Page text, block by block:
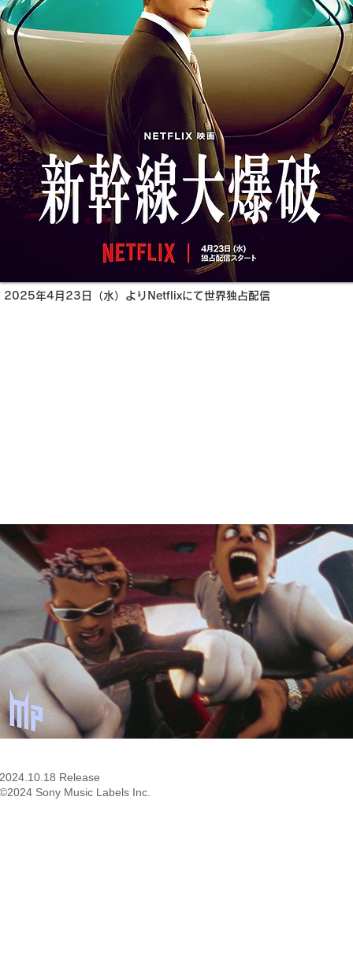
2025年4月23日（水）よりNetflixにて世界独占配信
2024.10.18 Release
©2024 Sony Music Labels Inc.